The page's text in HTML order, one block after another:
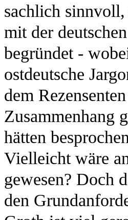
sachlich
mit der
begründet -
ostdeutsche
dem
Zusammenhang
hätten
Vielleicht wäre
gewesen? Doch
den